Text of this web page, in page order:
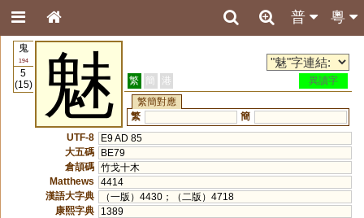
粵
普
鬼
194
5
(15)
魅 繁 簡 港
異讀字
繁簡對應
繁
簡
UTF-8
E9 AD 85
大五碼
BE79
倉頡碼 竹戈十木
Matthews
4414
漢語大字典
（一版）4430；（二版）4718
康熙字典
1389